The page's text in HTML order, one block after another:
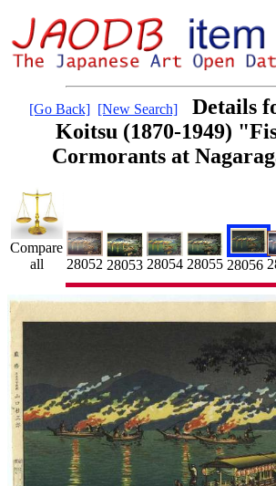
[Go Back] [New Search]
Details
Koitsu (1870-1949)
Cormorants at
Compare
all
28052 28053 28054 28055 28056